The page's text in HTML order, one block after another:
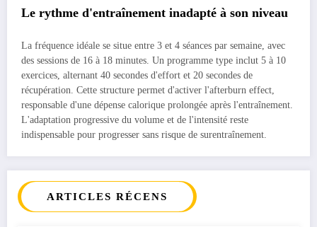
Le rythme d'entraînement inadapté à son niveau
La fréquence idéale se situe entre 3 et 4 séances par semaine, avec
des sessions de 16 à 18 minutes. Un programme type inclut 5 à 10
exercices, alternant 40 secondes d'effort et 20 secondes de
récupération. Cette structure permet d'activer l'afterburn effect,
responsable d'une dépense calorique prolongée après l'entraînement.
L'adaptation progressive du volume et de l'intensité reste
indispensable pour progresser sans risque de surentraînement.
ARTICLES RÉCENS